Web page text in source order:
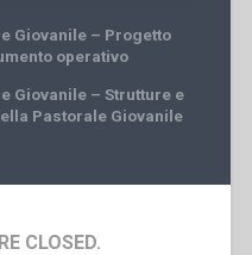
Giovanile – Progetto
operativo
Giovanile – Strutture e
Pastorale Giovanile
CLOSED.